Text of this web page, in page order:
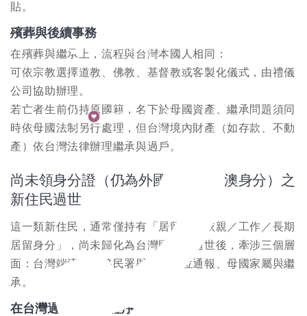
0800-535-885
希望傳承
貼。
殯葬與後續事務
在殯葬與繼承上，流程與台灣本國人相同：
可依宗教選擇道教、佛教、基督教或客製化儀式，由禮儀
公司協助辦理。
若亡者生前仍持原國籍，名下於母國資產、繼承問題須同
時依母國法制另行處理，但台灣境內財產（如存款、不動
產）依台灣法律辦理繼承與過戶。
尚未領身分證（仍為外國籍／陸港澳身分）之
新住民過世
這一類新住民，通常僅持有「居留證、依親／工作／長期
居留身分」，尚未歸化為台灣國民。過世後，牽涉三個層
面：台灣端流程、移民署與駐外單位通報、母國家屬與繼
承。
在台灣過世的基本程序